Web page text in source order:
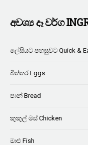
අවශ්‍ය දෑ වර්ග
ලේසියට පහසුවට Quick &
බිත්තර Eggs
පාන් Bread
කුකුල් මස් Chicken
මාළු Fish